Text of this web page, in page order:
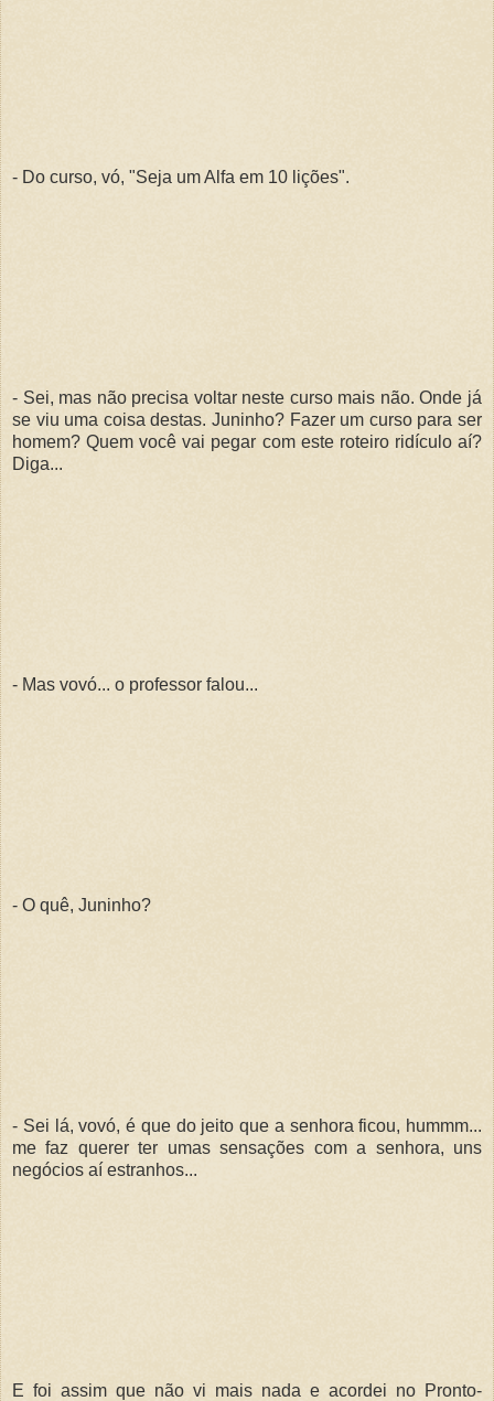
- Do curso, vó, "Seja um Alfa em 10 lições".
- Sei, mas não precisa voltar neste curso mais não. Onde já
se viu uma coisa destas. Juninho? Fazer um curso para ser
homem? Quem você vai pegar com este roteiro ridículo aí?
Diga...
- Mas vovó... o professor falou...
- O quê, Juninho?
- Sei lá, vovó, é que do jeito que a senhora ficou, hummm...
me faz querer ter umas sensações com a senhora, uns
negócios aí estranhos...
E foi assim que não vi mais nada e acordei no Pronto-